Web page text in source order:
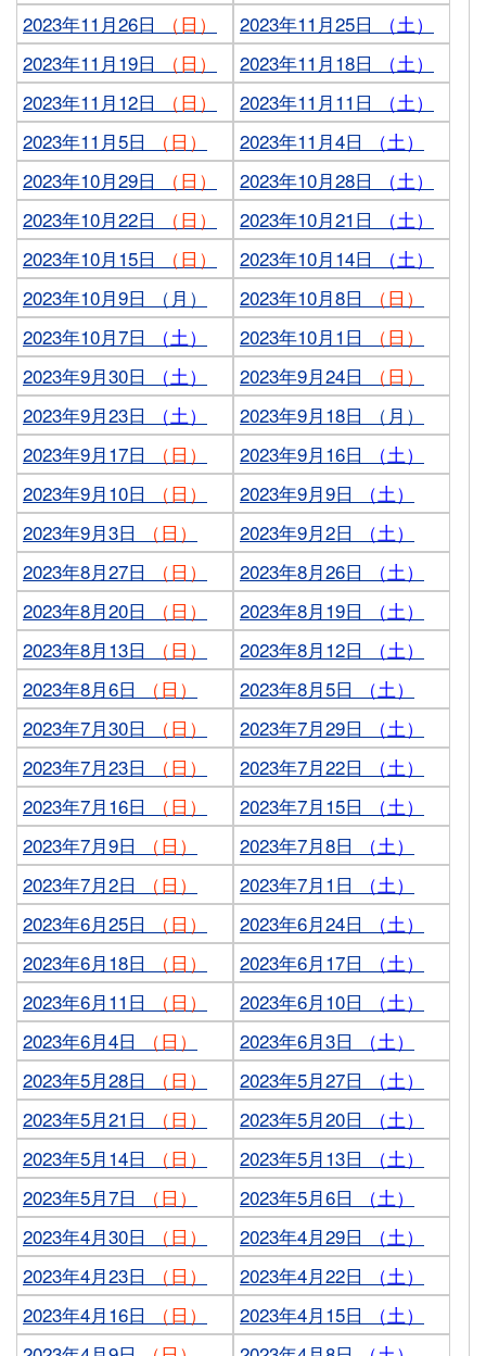
2023年11月26日 （日） 2023年11月25日
（土）
2023年11月19日
（日） 2023年11月18日
（土）
2023年11月12日
（日） 2023年11月11日
（土）
2023年11月5日
（日） 2023年11月4日
（土）
2023年10月29日
（日） 2023年10月28日
（土）
2023年10月22日
（日） 2023年10月21日
（土）
2023年10月15日
（日） 2023年10月14日
（土）
2023年10月9日 （月）
2023年10月8日
（日）
2023年10月7日
（土） 2023年10月1日
（日）
2023年9月30日
（土） 2023年9月24日
（日）
2023年9月23日
（土）
2023年9月18日 （月）
2023年9月17日
（日） 2023年9月16日
（土）
2023年9月10日
（日） 2023年9月9日
（土）
2023年9月3日
（日） 2023年9月2日
（土）
2023年8月27日
（日） 2023年8月26日
（土）
2023年8月20日
（日） 2023年8月19日
（土）
2023年8月13日
（日） 2023年8月12日
（土）
2023年8月6日
（日） 2023年8月5日
（土）
2023年7月30日
（日） 2023年7月29日
（土）
2023年7月23日
（日） 2023年7月22日
（土）
2023年7月16日
（日） 2023年7月15日
（土）
2023年7月9日
（日） 2023年7月8日
（土）
2023年7月2日
（日） 2023年7月1日
（土）
2023年6月25日
（日） 2023年6月24日
（土）
2023年6月18日
（日） 2023年6月17日
（土）
2023年6月11日
（日） 2023年6月10日
（土）
2023年6月4日
（日） 2023年6月3日
（土）
2023年5月28日
（日） 2023年5月27日
（土）
2023年5月21日
（日） 2023年5月20日
（土）
2023年5月14日
（日） 2023年5月13日
（土）
2023年5月7日
（日） 2023年5月6日
（土）
2023年4月30日
（日） 2023年4月29日
（土）
2023年4月23日
（日） 2023年4月22日
（土）
2023年4月16日
（日） 2023年4月15日
（土）